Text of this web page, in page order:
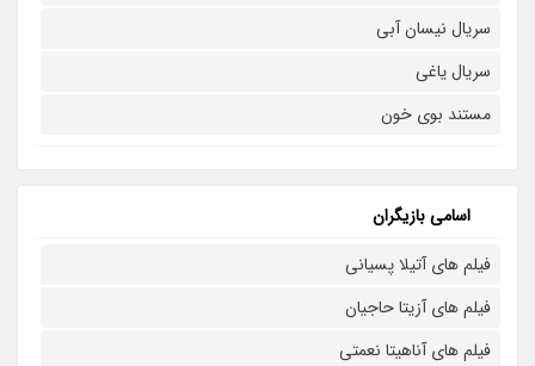
سریال نیسان آبی
سریال یاغی
مستند بوی خون
اسامی بازیگران
فیلم های آتیلا پسیانی
فیلم های آزیتا حاجیان
فیلم های آناهیتا نعمتی